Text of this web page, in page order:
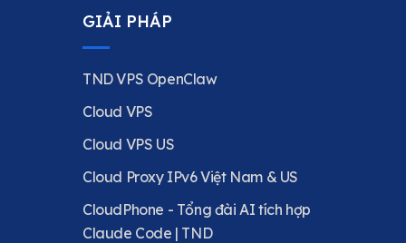
GIẢI PHÁP
TND VPS OpenClaw
Cloud VPS
Cloud VPS US
Cloud Proxy IPv6 Việt Nam & US
CloudPhone - Tổng đài AI tích hợp
Claude Code | TND